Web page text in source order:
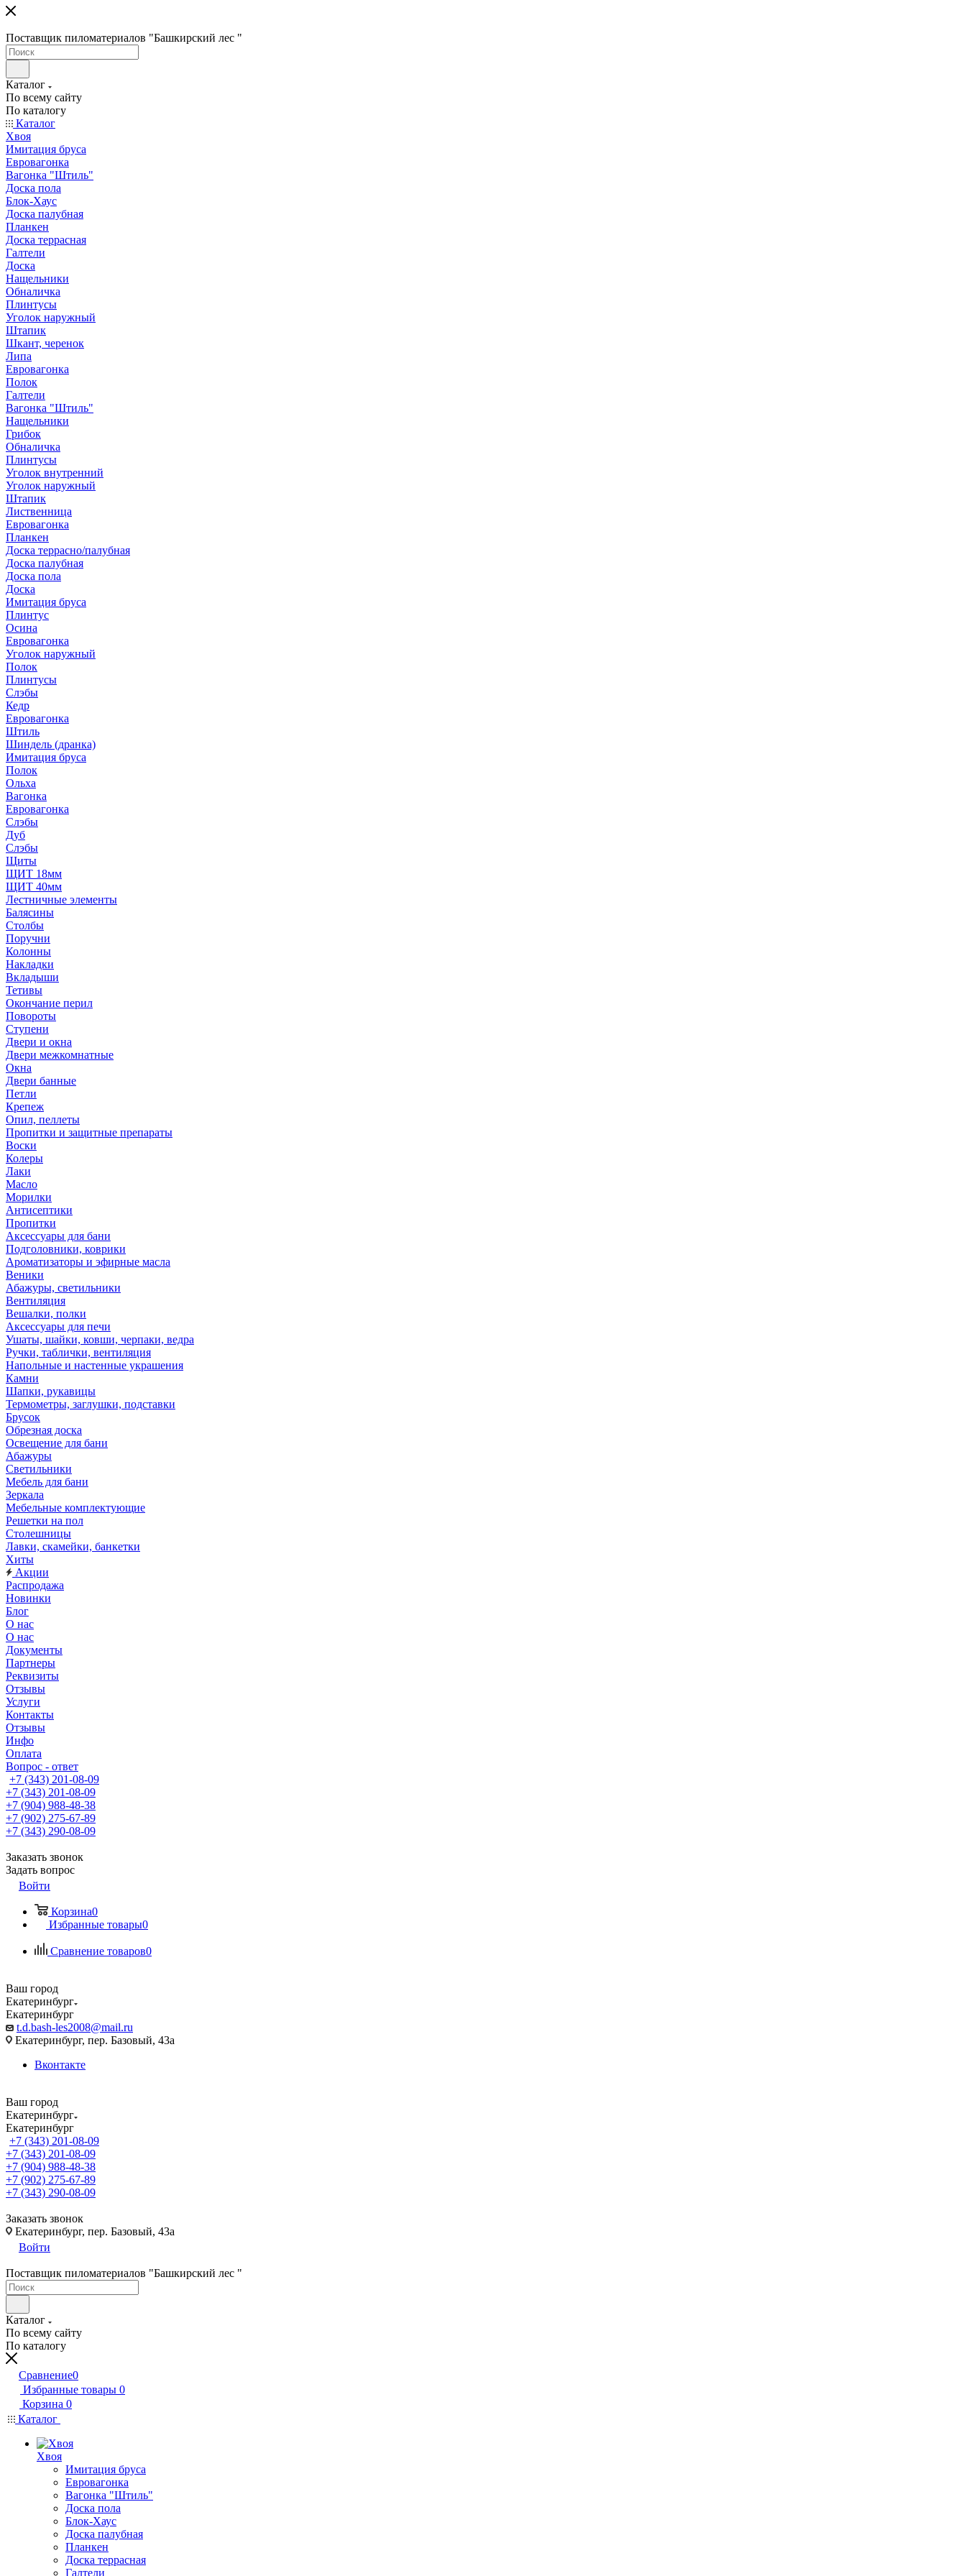
Поставщик пиломатериалов "Башкирский лес "
Каталог
По всему сайту
По каталогу
Каталог
Хвоя
Имитация бруса
Евровагонка
Вагонка "Штиль"
Доска пола
Блок-Хаус
Доска палубная
Планкен
Доска террасная
Галтели
Доска
Нащельники
Обналичка
Плинтусы
Уголок наружный
Штапик
Шкант, черенок
Липа
Евровагонка
Полок
Галтели
Вагонка "Штиль"
Нащельники
Грибок
Обналичка
Плинтусы
Уголок внутренний
Уголок наружный
Штапик
Лиственница
Евровагонка
Планкен
Доска террасно/палубная
Доска палубная
Доска пола
Доска
Имитация бруса
Плинтус
Осина
Евровагонка
Уголок наружный
Полок
Плинтусы
Слэбы
Кедр
Евровагонка
Штиль
Шиндель (дранка)
Имитация бруса
Полок
Ольха
Вагонка
Евровагонка
Слэбы
Дуб
Слэбы
Щиты
ЩИТ 18мм
ЩИТ 40мм
Лестничные элементы
Балясины
Столбы
Поручни
Колонны
Накладки
Вкладыши
Тетивы
Окончание перил
Повороты
Ступени
Двери и окна
Двери межкомнатные
Окна
Двери банные
Петли
Крепеж
Опил, пеллеты
Пропитки и защитные препараты
Воски
Колеры
Лаки
Масло
Морилки
Антисептики
Пропитки
Аксессуары для бани
Подголовники, коврики
Ароматизаторы и эфирные масла
Веники
Абажуры, светильники
Вентиляция
Вешалки, полки
Аксессуары для печи
Ушаты, шайки, ковши, черпаки, ведра
Ручки, таблички, вентиляция
Напольные и настенные украшения
Камни
Шапки, рукавицы
Термометры, заглушки, подставки
Брусок
Обрезная доска
Освещение для бани
Абажуры
Светильники
Мебель для бани
Зеркала
Мебельные комплектующие
Решетки на пол
Столешницы
Лавки, скамейки, банкетки
Хиты
Акции
Распродажа
Новинки
Блог
О нас
О нас
Документы
Партнеры
Реквизиты
Отзывы
Услуги
Контакты
Отзывы
Инфо
Оплата
Вопрос - ответ
+7 (343) 201-08-09
+7 (343) 201-08-09
+7 (904) 988-48-38
+7 (902) 275-67-89
+7 (343) 290-08-09
Заказать звонок
Задать вопрос
Войти
Корзина0
Избранные товары0
Сравнение товаров0
Ваш город
Екатеринбург
Екатеринбург
t.d.bash-les2008@mail.ru
Екатеринбург, пер. Базовый, 43а
Вконтакте
Ваш город
Екатеринбург
Екатеринбург
+7 (343) 201-08-09
+7 (343) 201-08-09
+7 (904) 988-48-38
+7 (902) 275-67-89
+7 (343) 290-08-09
Заказать звонок
Екатеринбург, пер. Базовый, 43а
Войти
Поставщик пиломатериалов "Башкирский лес "
Каталог
По всему сайту
По каталогу
Сравнение0
Избранные товары 0
Корзина 0
Каталог
Хвоя
Имитация бруса
Евровагонка
Вагонка "Штиль"
Доска пола
Блок-Хаус
Доска палубная
Планкен
Доска террасная
Галтели